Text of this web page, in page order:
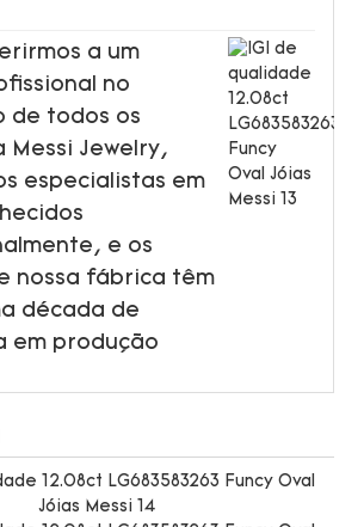
a um
no
de todos os
Messi Jewelry,
especialistas em
e os
nossa fábrica têm
década de
em produção